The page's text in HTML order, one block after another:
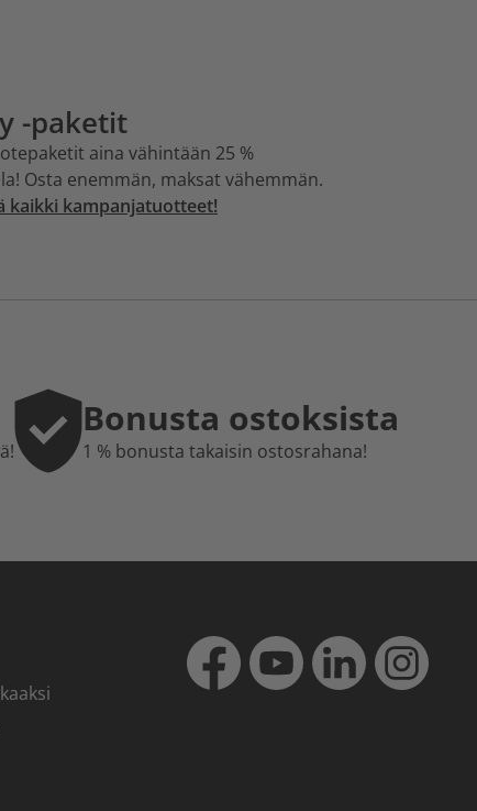
-paketit
aina vähintään 25 %
Osta enemmän, maksat vähemmän.
kaikki kampanjatuotteet!
Bonusta ostoksista
1 % bonusta takaisin ostosrahana!